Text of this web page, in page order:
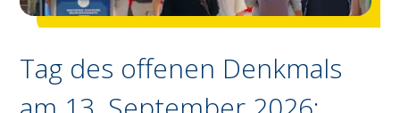
Tag des offenen Denkmals